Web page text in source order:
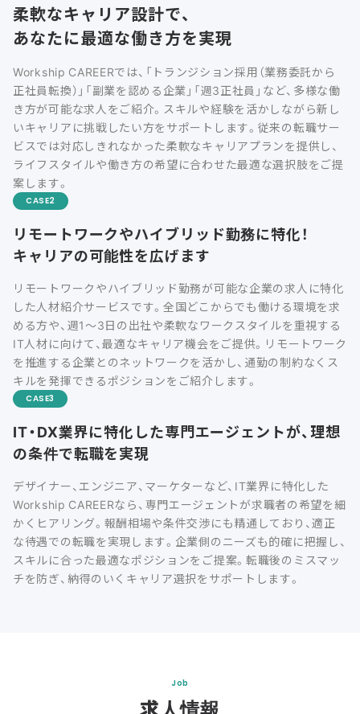
柔軟なキャリア設計で、
あなたに最適な働き方を実現
Workship CAREERでは、「トランジション採用（業務委託から
正社員転換）」「副業を認める企業」「週3正社員」など、多様な働
き方が可能な求人をご紹介。スキルや経験を活かしながら新し
いキャリアに挑戦したい方をサポートします。従来の転職サー
ビスでは対応しきれなかった柔軟なキャリアプランを提供し、
ライフスタイルや働き方の希望に合わせた最適な選択肢をご提
案します。
CASE
リモートワークやハイブリッド勤務に特化！
キャリアの可能性を広げます
リモートワークやハイブリッド勤務が可能な企業の求人に特化
した人材紹介サービスです。全国どこからでも働ける環境を求
める方や、週1〜3日の出社や柔軟なワークスタイルを重視する
IT人材に向けて、最適なキャリア機会をご提供。リモートワーク
を推進する企業とのネットワークを活かし、通勤の制約なくス
キルを発揮できるポジションをご紹介します。
CASE
IT・DX業界に特化した専門エージェントが、理想
の条件で転職を実現
デザイナー、エンジニア、マーケターなど、IT業界に特化した
Workship CAREERなら、専門エージェントが求職者の希望を細
かくヒアリング。報酬相場や条件交渉にも精通しており、適正
な待遇での転職を実現します。企業側のニーズも的確に把握し、
スキルに合った最適なポジションをご提案。転職後のミスマッ
チを防ぎ、納得のいくキャリア選択をサポートします。
Job
求人情報